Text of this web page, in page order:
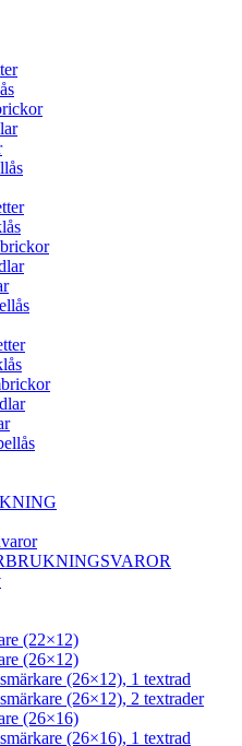
(22×12)
(26×12)
(26×12), 1 textrad
(26×12), 2 textrader
(26×16)
(26×16), 1 textrad